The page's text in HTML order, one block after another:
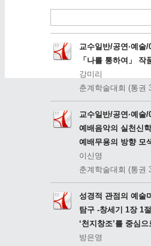
교수일반/공연·예술
「나를 통하여」 작
강미리
춘계학술대회 (통권
교수일반/공연·예술
예배음악의 실천신
예배무용의 방향 모
이신영
춘계학술대회 (통권
성경적 관점의 예술
탐구 -창세기 1장 1
‘천지창조’를 중심으
방은영